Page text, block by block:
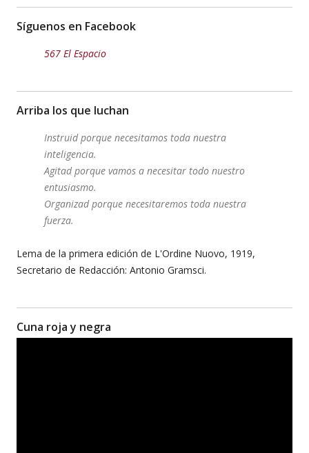
Síguenos en Facebook
567 El Espacio
Arriba los que luchan
Instruid porque necesitamos toda nuestra
inteligencia.
Agitad porque vamos a necesitar todo nuestro
entusiasmo.
Organizad porque necesitaremos toda nuestra
fuerza.
Lema de la primera edición de L'Ordine Nuovo, 1919,
Secretario de Redacción: Antonio Gramsci.
Cuna roja y negra